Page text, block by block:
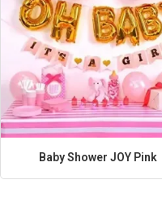
Baby Shower JOY Pink